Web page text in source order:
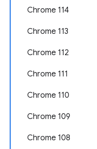
Chrome 114
Chrome 113
Chrome 112
Chrome 111
Chrome 110
Chrome 109
Chrome 108